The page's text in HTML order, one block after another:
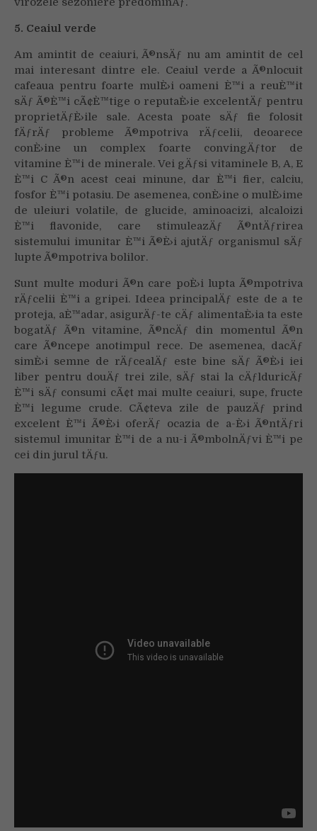
5. Ceaiul verde
Am amintit de ceaiuri, Ã®nsÄƒ nu am amintit de cel
mai interesant dintre ele. Ceaiul verde a Ã®nlocuit
cafeaua pentru foarte mulÈ›i oameni È™i a reuÈ™it
sÄƒ Ã®È™i cÃ¢È™tige o reputaÈ›ie excelentÄƒ pentru
proprietÄƒÈ›ile sale. Acesta poate sÄƒ fie folosit
fÄƒrÄƒ probleme Ã®mpotriva rÄƒcelii, deoarece
conÈ›ine un complex foarte convingÄƒtor de
vitamine È™i de minerale. Vei gÄƒsi vitaminele B, A, E
È™i C Ã®n acest ceai minune, dar È™i fier, calciu,
fosfor È™i potasiu. De asemenea, conÈ›ine o mulÈ›ime
de uleiuri volatile, de glucide, aminoacizi, alcaloizi
È™i flavonide, care stimuleazÄƒ Ã®ntÄƒrirea
sistemului imunitar È™i Ã®È›i ajutÄƒ organismul sÄƒ
lupte Ã®mpotriva bolilor.
Sunt multe moduri Ã®n care poÈ›i lupta Ã®mpotriva
rÄƒcelii È™i a gripei. Ideea principalÄƒ este de a te
proteja, aÈ™adar, asigurÄƒ-te cÄƒ alimentaÈ›ia ta este
bogatÄƒ Ã®n vitamine, Ã®ncÄƒ din momentul Ã®n
care Ã®ncepe anotimpul rece. De asemenea, dacÄƒ
simÈ›i semne de rÄƒcealÄƒ este bine sÄƒ Ã®È›i iei
liber pentru douÄƒ trei zile, sÄƒ stai la cÄƒlduricÄƒ
È™i sÄƒ consumi cÃ¢t mai multe ceaiuri, supe, fructe
È™i legume crude. CÃ¢teva zile de pauzÄƒ prind
excelent È™i Ã®È›i oferÄƒ ocazia de a-È›i Ã®ntÄƒri
sistemul imunitar È™i de a nu-i Ã®mbolnÄƒvi È™i pe
cei din jurul tÄƒu.